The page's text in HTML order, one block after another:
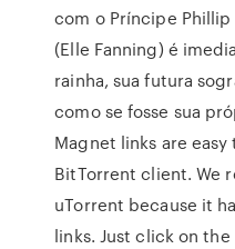
com o Príncipe Phillip
(Elle Fanning) é
rainha, sua futura
como se fosse sua
Magnet links are
BitTorrent client. We
uTorrent because it
links. Just click on